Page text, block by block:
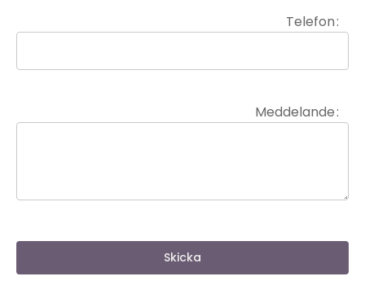
Telefon
Meddelande
Skicka